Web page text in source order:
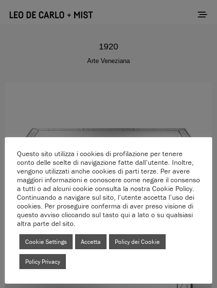
1920
Arte Veneziana
Questo sito utilizza i cookies di profilazione per tenere
conto delle scelte di navigazione fatte dall’utente. Inoltre,
vengono utilizzati anche cookies di parti terze. Per avere
maggiori informazioni e conoscere come negare il consenso
a tutti o ad alcuni cookie consulta la nostra Cookie Policy.
Continuando a navigare sul sito, l’utente accetta l’uso dei
cookies. Per proseguire conferma di aver preso visione di
questo avviso cliccando sul tasto qui a lato o su qualsiasi
altra parte del sito.
Cookie Settings Accetta Policy dei Cookie
Policy Privacy